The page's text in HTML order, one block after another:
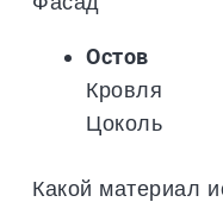
Остов
Кровля
Цоколь
Какой материал